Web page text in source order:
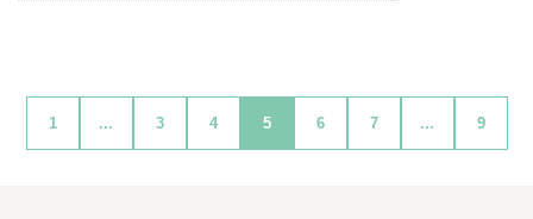
1 ... 3 4 5 6 7 ... 9